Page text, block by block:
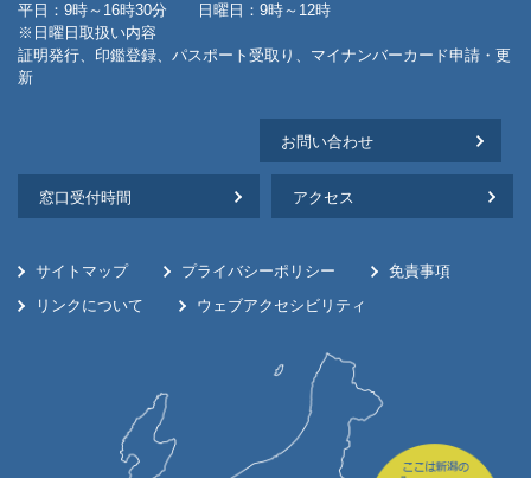
平日：9時～16時30分 日曜日：9時～12時
※日曜日取扱い内容
証明発行、印鑑登録、パスポート受取り、マイナンバーカード申請・更
新
お問い合わせ
窓口受付時間 アクセス
サイトマップ プライバシーポリシー
免責事項
リンクについて
ウェブアクセシビリティ